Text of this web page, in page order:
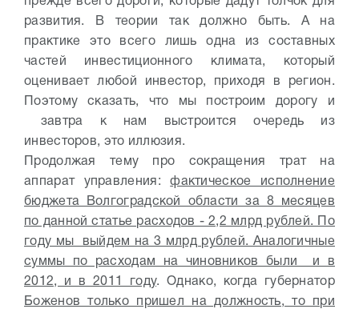
развития. В теории так должно быть. А на
практике это всего лишь одна из составных
частей инвестиционного климата, который
оценивает любой инвестор, приходя в регион.
Поэтому сказать, что мы построим дорогу и
завтра к нам выстроится очередь из
инвесторов, это иллюзия.
Продолжая тему про сокращения трат на
аппарат управления:фактическое исполнение
бюджета Волгоградской области за 8 месяцев
по данной статье расходов - 2,2 млрд рублей. По
году мы выйдем на 3 млрд рублей. Аналогичные
суммы по расходам на чиновников были и в
2012, и в 2011 году. Однако, когда губернатор
Боженов только пришел на должность, то при